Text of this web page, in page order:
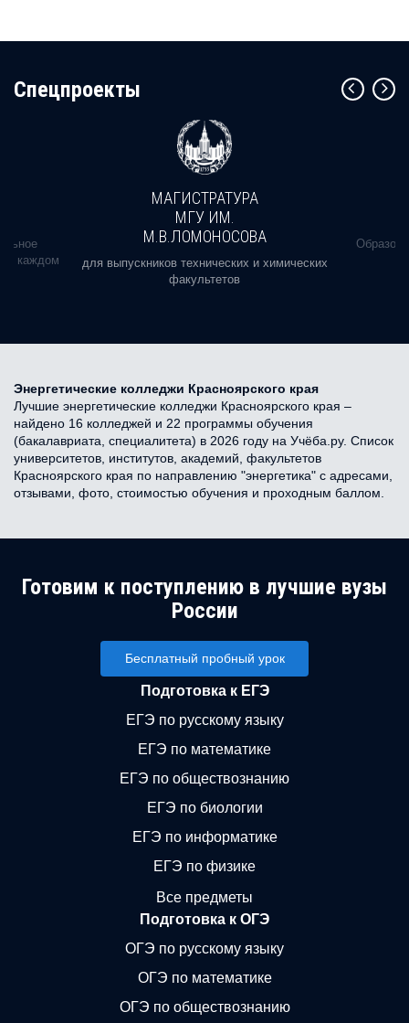
Cпецпроекты
в каждом
МАГИСТРАТУРА
МГУ ИМ.
М.В.ЛОМОНОСОВА
для выпускников технических и химических
факультетов
Энергетические колледжи Красноярского края
Лучшие энергетические колледжи Красноярского края –
найдено 16 колледжей и 22 программы обучения
(бакалавриата, специалитета) в 2026 году на Учёба.ру. Список
университетов, институтов, академий, факультетов
Красноярского края по направлению "энергетика" с адресами,
отзывами, фото, стоимостью обучения и проходным баллом.
Готовим к поступлению в лучшие вузы
России
Бесплатный пробный урок
Подготовка к ЕГЭ
ЕГЭ по русскому языку
ЕГЭ по математике
ЕГЭ по обществознанию
ЕГЭ по биологии
ЕГЭ по информатике
ЕГЭ по физике
Все предметы
Подготовка к ОГЭ
ОГЭ по русскому языку
ОГЭ по математике
ОГЭ по обществознанию